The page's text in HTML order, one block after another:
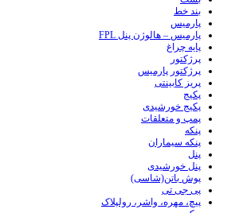
بند خط
پارمیس
پارمیس – هالوژن پنل FPL
پایه چراغ
پرژکتور
پرژکتور پارمیس
پریز کابینتی
پکیج
پکیج خورشیدی
پمپ و متعلقات
پنکه
پنکه سیماران
پنل
پنل خورشیدی
پوش باتن(شاسی)
پی جی تی
پیچ، مهره، واشر، رولپلاک